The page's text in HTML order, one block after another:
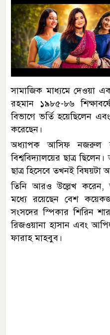
সামাজিক মাধ্যমে দেওয়া
রহমান ১৯৮৫-৮৬
বিভাগে ভর্তি হয়েছিলেন
করেছেন।
অধ্যাপক আসিফ নজরুল
বিশ্ববিদ্যালয়ের ছাত্র
ছাত্র হিসেবে তখনই বিষয়টা
তিনি আরও উল্লেখ করেন,
মধ্যে রয়েছেন বেশ
সংসদের স্পিকার শিরিন
রিজওয়ানা হাসান এবং
ফারাহ মাহবুব।